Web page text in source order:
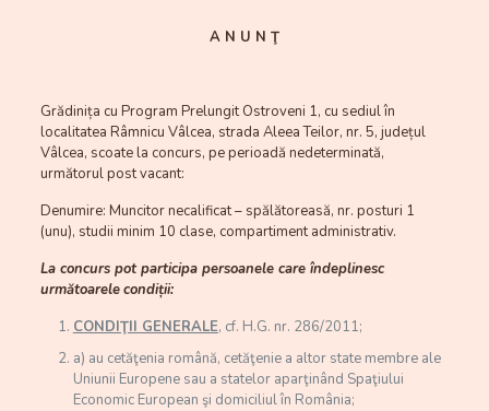
A N U N Ţ
Grădinița cu Program Prelungit Ostroveni 1, cu sediul în
localitatea Râmnicu Vâlcea, strada Aleea Teilor, nr. 5, județul
Vâlcea, scoate la concurs, pe perioadă nedeterminată,
următorul post vacant:
Denumire: Muncitor necalificat – spălătoreasă, nr. posturi 1
(unu), studii minim 10 clase, compartiment administrativ.
La concurs pot participa persoanele care îndeplinesc
următoarelecondiții:
CONDIŢII GENERALE, cf. H.G. nr. 286/2011;
a) au cetăţenia română, cetăţenie a altor state membre ale
Uniunii Europene sau a statelor aparţinând Spaţiului
Economic European şi domiciliul în România;